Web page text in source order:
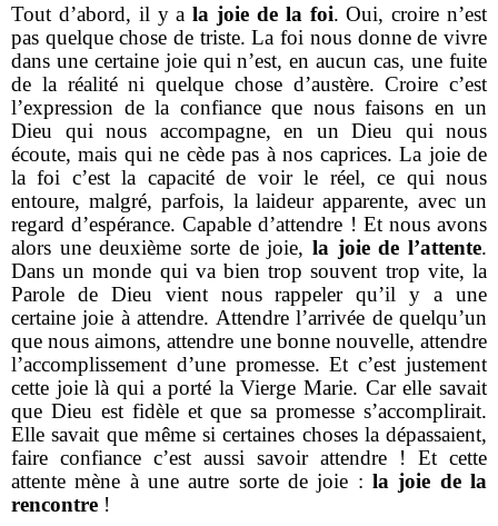
Tout d’abord, il y ala joie de la foi. Oui, croire n’est
pas quelque chose de triste. La foi nous donne de vivre
dans une certaine joie qui n’est, en aucun cas, une fuite
de la réalité ni quelque chose d’austère. Croire c’est
l’expression de la confiance que nous faisons en un
Dieu qui nous accompagne, en un Dieu qui nous
écoute, mais qui ne cède pas à nos caprices. La joie de
la foi c’est la capacité de voir le réel, ce qui nous
entoure, malgré, parfois, la laideur apparente, avec un
regard d’espérance. Capable d’attendre ! Et nous avons
alors une deuxième sorte de joie, la joie de l’attente.
Dans un monde qui va bien trop souvent trop vite, la
Parole de Dieu vient nous rappeler qu’il y a une
certaine joie à attendre. Attendre l’arrivée de quelqu’un
que nous aimons, attendre une bonne nouvelle, attendre
l’accomplissement d’une promesse. Et c’est justement
cette joie là qui a porté la Vierge Marie. Car elle savait
que Dieu est fidèle et que sa promesse s’accomplirait.
Elle savait que même si certaines choses la dépassaient,
faire confiance c’est aussi savoir attendre ! Et cette
attente mène à une autre sorte de joie : la joie de la
rencontre !